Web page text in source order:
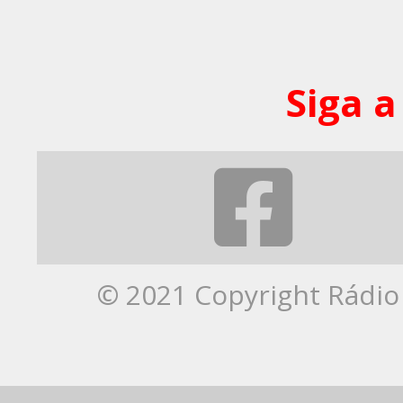
Siga
© 2021 Copyright